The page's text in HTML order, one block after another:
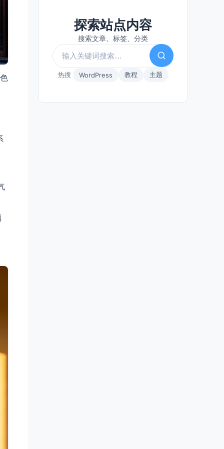
探索站点内容
搜索文章、标签、分类
热搜 WordPress 教程 主题